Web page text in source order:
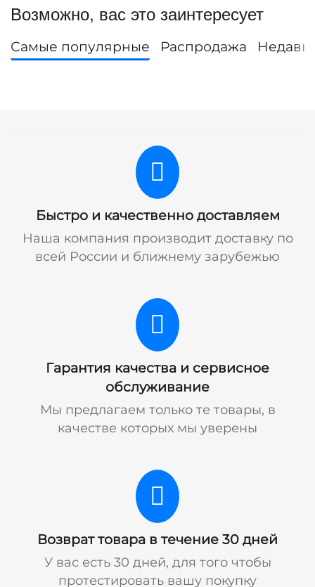
Возможно, вас это заинтересует
Самые популярные Распродажа
Быстро и качественно доставляем
Наша компания производит доставку по
всей России и ближнему зарубежью
Гарантия качества и сервисное
обслуживание
Мы предлагаем только те товары, в
качестве которых мы уверены
Возврат товара в течение 30 дней
У вас есть 30 дней, для того чтобы
протестировать вашу покупку